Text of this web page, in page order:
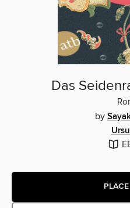
Das
by